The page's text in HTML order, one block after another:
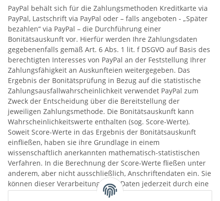
PayPal behält sich für die Zahlungsmethoden Kreditkarte via
PayPal, Lastschrift via PayPal oder – falls angeboten - „Später
bezahlen“ via PayPal – die Durchführung einer
Bonitätsauskunft vor. Hierfür werden Ihre Zahlungsdaten
gegebenenfalls gemäß Art. 6 Abs. 1 lit. f DSGVO auf Basis des
berechtigten Interesses von PayPal an der Feststellung Ihrer
Zahlungsfähigkeit an Auskunfteien weitergegeben. Das
Ergebnis der Bonitätsprüfung in Bezug auf die statistische
Zahlungsausfallwahrscheinlichkeit verwendet PayPal zum
Zweck der Entscheidung über die Bereitstellung der
jeweiligen Zahlungsmethode. Die Bonitätsauskunft kann
Wahrscheinlichkeitswerte enthalten (sog. Score-Werte).
Soweit Score-Werte in das Ergebnis der Bonitätsauskunft
einfließen, haben sie ihre Grundlage in einem
wissenschaftlich anerkannten mathematisch-statistischen
Verfahren. In die Berechnung der Score-Werte fließen unter
anderem, aber nicht ausschließlich, Anschriftendaten ein. Sie
können dieser Verarbeitung Ihrer Daten jederzeit durch eine
Nachricht an PayPal widersprechen. Jedoch bleibt PayPal ggf.